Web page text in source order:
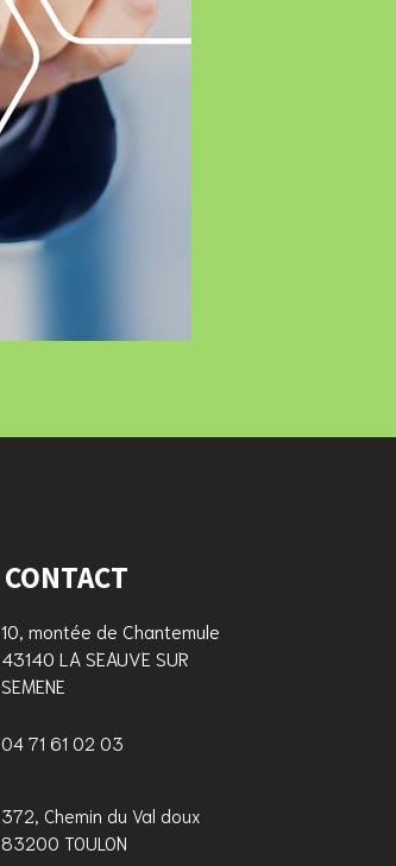
CONTACT
10, montée de Chantemule
43140 LA SEAUVE SUR
SEMENE
04 71 61 02 03
372, Chemin du Val doux
83200 TOULON